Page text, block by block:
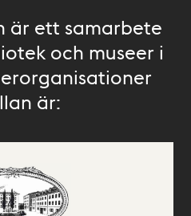
är ett samarbete
och museer i
är: